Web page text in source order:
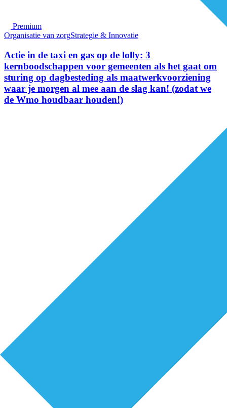
Premium
Organisatie van zorgStrategie & Innovatie
Actie in de taxi en gas op de lolly: 3
kernboodschappen voor gemeenten als het gaat om
sturing op dagbesteding als maatwerkvoorziening
waar je morgen al mee aan de slag kan! (zodat we
de Wmo houdbaar houden!)